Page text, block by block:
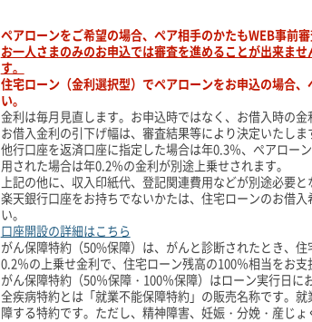
ペアローンをご希望の場合、ペア相手のかたもWEB事前審
お一人さまのみのお申込では審査を進めることが出来ま
す。
住宅ローン（金利選択型）でペアローンをお申込の場合
い。
金利は毎月見直します。お申込時ではなく、お借入時の金
お借入金利の引下げ幅は、審査結果等により決定いたしま
他行口座を返済口座に指定した場合は年0.3％、ぺアロー
用された場合は年0.2％の金利が別途上乗せされます。
上記の他に、収入印紙代、登記関連費用などが別途必要と
楽天銀行口座をお持ちでないかたは、住宅ローンのお借
い。
口座開設の詳細はこちら
がん保障特約（50%保障）は、がんと診断されたとき、
0.2％の上乗せ金利で、住宅ローン残高の100％相当をお支
がん保障特約（50％保障・100％保障）はローン実行日に
全疾病特約とは「就業不能保障特約」の販売名称です。
障する特約です。ただし、精神障害、妊娠・分娩・産じ